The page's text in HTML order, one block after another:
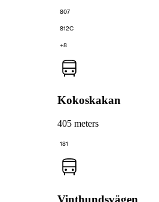
807
812C
+8
Kokoskakan
405 meters
181
Vinthundsvägen